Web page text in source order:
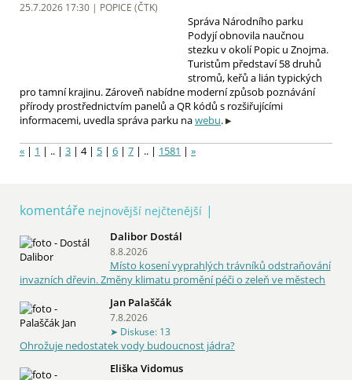
25.7.2026 17:30 | POPICE (ČTK)
Správa Národního parku
Podyjí obnovila naučnou
stezku v okolí Popic u Znojma.
Turistům představí 58 druhů
stromů, keřů a lián typických
pro tamní krajinu. Zároveň nabídne moderní způsob poznávání
přírody prostřednictvím panelů a QR kódů s rozšiřujícími
informacemi, uvedla správa parku nawebu.
« | 1 | .. | 3 | 4 | 5 | 6 | 7 | .. | 1581 | »
komentáře nejnovější nejčtenější
Dalibor Dostál
8.8.2026
Místo kosení vyprahlých trávníků odstraňování
invazních dřevin. Změny klimatu promění péči o zeleň ve městech
Jan Palaščák
7.8.2026
Diskuse: 13
Ohrožuje nedostatek vody budoucnost jádra?
Eliška Vidomus